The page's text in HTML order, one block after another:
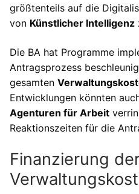
größtenteils auf die
von Künstlicher Intelligenz
Die BA hat Programme
Antragsprozess
gesamten
Entwicklungen könnten
Agenturen für Arbeit
Reaktionszeiten für die
Finanzierung